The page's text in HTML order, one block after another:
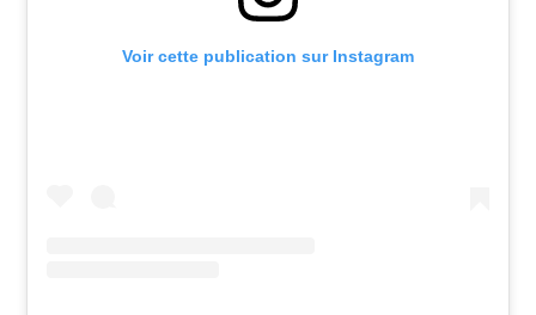
Voir cette publication sur Instagram